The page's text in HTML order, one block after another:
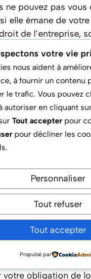
ne pouvez pas
elle émane de
de l’entreprise,
des données
Toutefois,
doit
et vos avantages
dispense de
de commencer un
?
pouvez
dès que la
la fin du contrat.
compensatrice et
parfaitement légal si
votre obligation de
votre vie
nous aident à
à fournir un contenu
le trafic. Vous pouvez
autoriser en cliquant
Tout accepter pour
pour décliner les
Personnaliser
Tout refuser
Tout accepter
Propulsé par